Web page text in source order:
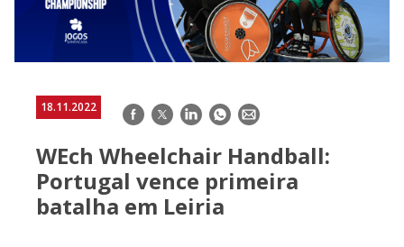
18.11.2022 Facebook
TwitterLinkedInWhatsApp
E-
WEch Wheelchair Handball:
Portugal vence primeira
batalha em Leiria